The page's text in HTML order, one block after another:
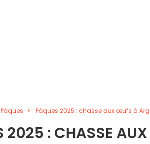
Pâques Pâques 2025 : chasse aux œufs à
2025 : CHASSE